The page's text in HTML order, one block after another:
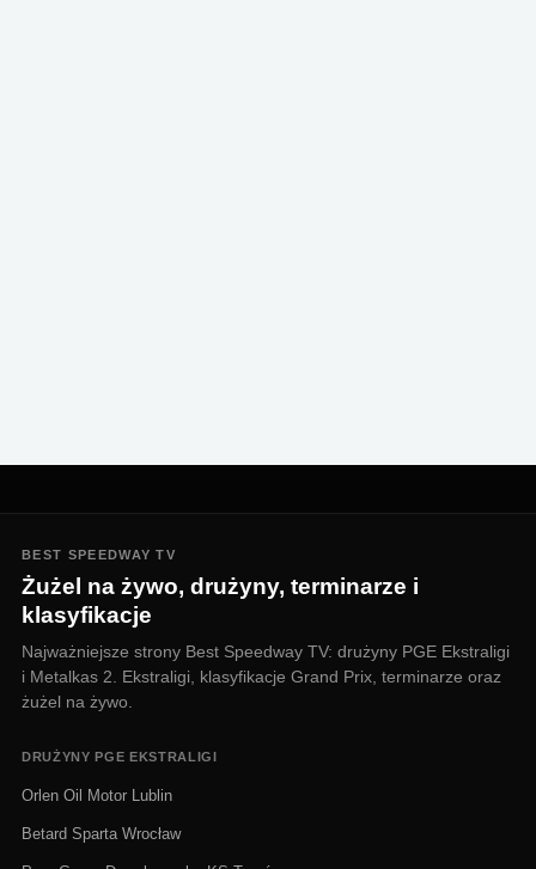
BEST SPEEDWAY TV
Żużel na żywo, drużyny, terminarze i
klasyfikacje
Najważniejsze strony Best Speedway TV: drużyny PGE Ekstraligi
i Metalkas 2. Ekstraligi, klasyfikacje Grand Prix, terminarze oraz
żużel na żywo.
DRUŻYNY PGE EKSTRALIGI
Orlen Oil Motor Lublin
Betard Sparta Wrocław